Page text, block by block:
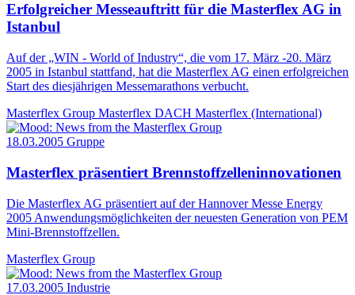
Erfolgreicher Messeauftritt für die Masterflex AG in
Istanbul
Auf der „WIN - World of Industry“, die vom 17. März -20. März
2005 in Istanbul stattfand, hat die Masterflex AG einen erfolgreichen
Start des diesjährigen Messemarathons verbucht.
Masterflex Group Masterflex DACH Masterflex (International)
18.03.2005 Gruppe
Masterflex präsentiert Brennstoffzelleninnovationen
Die Masterflex AG präsentiert auf der Hannover Messe Energy
2005 Anwendungsmöglichkeiten der neuesten Generation von PEM
Mini-Brennstoffzellen.
Masterflex Group
17.03.2005 Industrie